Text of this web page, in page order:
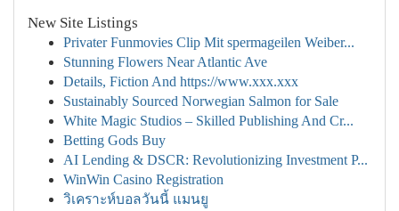
New Site Listings
Privater Funmovies Clip Mit spermageilen Weiber...
Stunning Flowers Near Atlantic Ave
Details, Fiction And https://www.xxx.xxx
Sustainably Sourced Norwegian Salmon for Sale
White Magic Studios – Skilled Publishing And Cr...
Betting Gods Buy
AI Lending & DSCR: Revolutionizing Investment P...
WinWin Casino Registration
วิเคราะห์บอลวันนี้ แมนยู